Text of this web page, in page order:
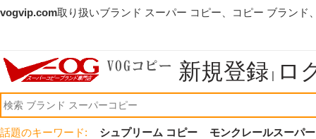
vogvip.com取り扱いブランド スーパー コピー、コピー ブランド
新規登録 | ロ
話題のキーワード: シュプリーム コピー モンクレールスーパ